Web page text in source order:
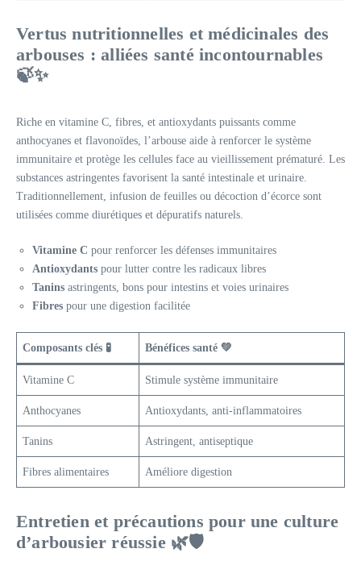
Vertus nutritionnelles et médicinales des
arbouses : alliées santé incontournables
🍃✨
Riche en vitamine C, fibres, et antioxydants puissants comme
anthocyanes et flavonoïdes, l’arbouse aide à renforcer le système
immunitaire et protège les cellules face au vieillissement prématuré. Les
substances astringentes favorisent la santé intestinale et urinaire.
Traditionnellement, infusion de feuilles ou décoction d’écorce sont
utilisées comme diurétiques et dépuratifs naturels.
Vitamine C pour renforcer les défenses immunitaires
Antioxydants pour lutter contre les radicaux libres
Tanins astringents, bons pour intestins et voies urinaires
Fibres pour une digestion facilitée
Composants clés 🧪 Bénéfices santé 💚
Vitamine C Stimule système immunitaire
Anthocyanes Antioxydants, anti-inflammatoires
Tanins Astringent, antiseptique
Fibres alimentaires Améliore digestion
Entretien et précautions pour une culture
d’arbousier réussie 🌿🛡️